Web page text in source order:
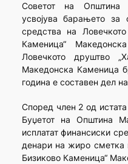
Советот на Општина
усвојува барањето за
средства на
Каменица“
Ловечкото друштво
Македонска Каменица
година е составен дел
Според член 2 од
Буџетот на Општина
исплатат финансиски
денари на жиро сметка
Бизиково Каменица“